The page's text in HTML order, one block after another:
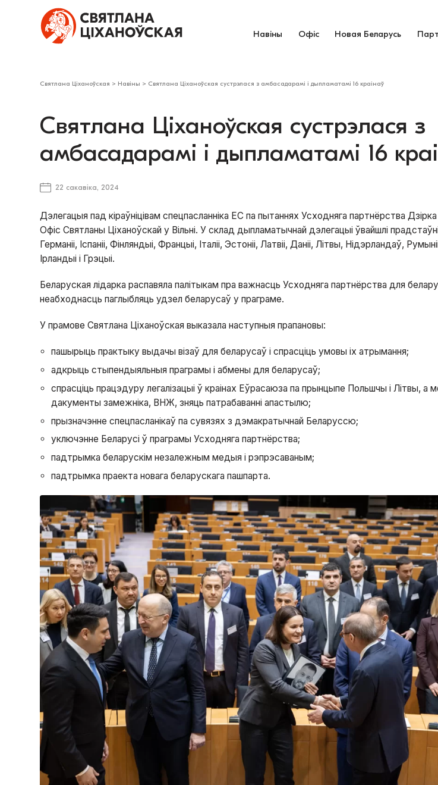
Навіны Офіс Новая Беларусь
Святлана Ціханоўская > Навіны > Святлана Ціханоўская сустрэлася з амбасадарамі і дыпламатамі 16 краінаў
Святлана Ціханоўская сустрэлася з
амбасадарамі і дыпламатамі 16
22 сакавіка, 2024
Дэлегацыя пад кіраўніцівам спецпасланніка ЕС па пытаннях Усходняга партнёрства
Офіс Святланы Ціханоўскай у Вільні. У склад дыпламатычнай дэлегацыі ўвайшлі
Германіі, Іспаніі, Фінляндыі, Францыі, Італіі, Эстоніі, Латвіі, Даніі, Літвы, Нідэрландаў,
Ірландыі і Грэцыі.
Беларуская лідарка распавяла палітыкам пра важнасць Усходняга партнёрства для
неабходнасць паглыбляць удзел беларусаў у праграме.
У прамове Святлана Ціханоўская выказала наступныя прапановы:
пашырыць практыку выдачы візаў для беларусаў і спрасціць умовы іх атрымання;
адкрыць стыпендыяльныя праграмы і абмены для беларусаў;
спрасціць працэдуру легалізацыі ў краінах Еўрасаюза па прынцыпе Польшчы і Літвы, а
дакументы замежніка, ВНЖ, зняць патрабаванні апастылю;
прызначэнне спецпасланікаў па сувязях з дэмакратычнай Беларуссю;
уключэнне Беларусі ў праграмы Усходняга партнёрства;
падтрымка беларускім незалежным медыя і рэпрэсаваным;
падтрымка праекта новага беларускага пашпарта.